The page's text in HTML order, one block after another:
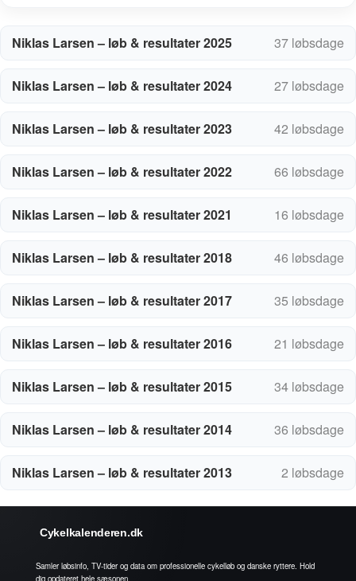
Niklas Larsen – løb & resultater 2025 37 løbsdage
Niklas Larsen – løb & resultater 2024 27 løbsdage
Niklas Larsen – løb & resultater 2023 42 løbsdage
Niklas Larsen – løb & resultater 2022 66 løbsdage
Niklas Larsen – løb & resultater 2021 16 løbsdage
Niklas Larsen – løb & resultater 2018 46 løbsdage
Niklas Larsen – løb & resultater 2017 35 løbsdage
Niklas Larsen – løb & resultater 2016 21 løbsdage
Niklas Larsen – løb & resultater 2015 34 løbsdage
Niklas Larsen – løb & resultater 2014 36 løbsdage
Niklas Larsen – løb & resultater 2013 2 løbsdage
Cykelkalenderen.dk
Samler løbsinfo, TV-tider og data om professionelle cykelløb og danske ryttere. Hold
dig opdateret hele sæsonen.